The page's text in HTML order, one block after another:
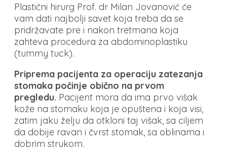
Plastični hirurg Prof. dr Milan Jovanović će
vam dati najbolji savet koja treba da se
pridržavate pre i nakon tretmana koja
zahteva procedura za abdominoplastiku
(tummy tuck).
Priprema pacijenta za operaciju zatezanja
stomaka počinje obično na prvom
pregledu. Pacijent mora da ima prvo višak
kože na stomaku koja je opuštena i koja visi,
zatim jaku želju da otkloni taj višak, sa ciljem
da dobije ravan i čvrst stomak, sa oblinama i
dobrim strukom.